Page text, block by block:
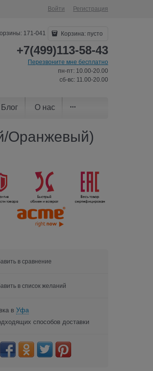
Войти Регистрация
171-041 Корзина: пусто
+7(499)113-58-43
Перезвоните мне бесплатно
пн-пт: 10.00-20.00
сб-вс: 11.00-20.00
Блог О нас
Оранжевый)
в сравнение
в список желаний
в Уфа
способов доставки